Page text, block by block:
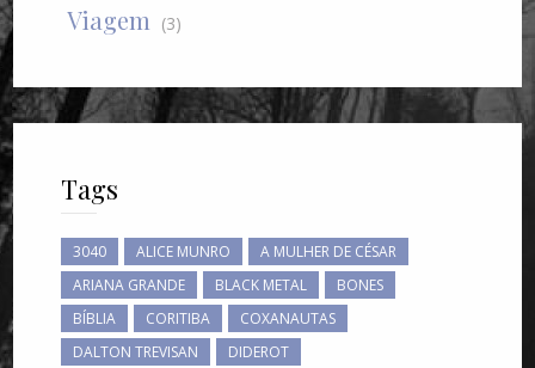
Viagem (3)
Tags
3040 ALICE MUNRO
A MULHER DE CÉSAR
ARIANA GRANDE
BLACK METAL
BONES
BÍBLIA
CORITIBA
COXANAUTAS
DALTON TREVISAN
DIDEROT